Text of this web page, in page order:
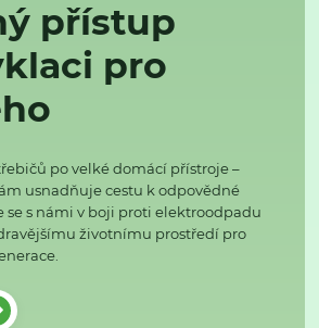
přístup
pro
po velké domácí přístroje –
usnadňuje cestu k odpovědné
se s námi v boji proti elektroodpadu
životnímu prostředí pro